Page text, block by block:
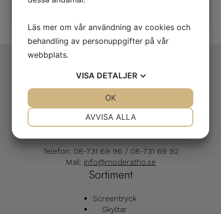
Adress
Moderatho & Co AB
Tallhammarsv. 5
186 33 Vallentuna
Kontakt
Telefon: 08-731 69 96 / 08-731 69 92
Mail: info@moderatho.se
Sortiment
Screentryck
Skyltar
Läs mer om vår användning av cookies och
behandling av personuppgifter på vår
webbplats.
VISA DETALJER
MARKNADSFÖRING STATISTIK
AVVISA ALLA
OK